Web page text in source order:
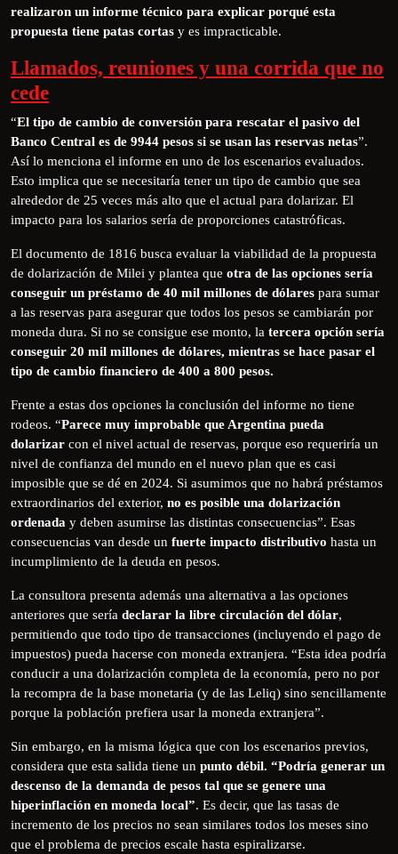
realizaron un informe técnico para explicar porqué esta
propuesta tiene patas cortas y es impracticable.
Llamados, reuniones y una corrida que no
cede
“El tipo de cambio de conversión para rescatar el pasivo del
Banco Central es de 9944 pesos si se usan las reservas netas”.
Así lo menciona el informe en uno de los escenarios evaluados.
Esto implica que se necesitaría tener un tipo de cambio que sea
alrededor de 25 veces más alto que el actual para dolarizar. El
impacto para los salarios sería de proporciones catastróficas.
El documento de 1816 busca evaluar la viabilidad de la propuesta
de dolarización de Milei y plantea que otra de las opciones sería
conseguir un préstamo de 40 mil millones de dólares para sumar
a las reservas para asegurar que todos los pesos se cambiarán por
moneda dura. Si no se consigue ese monto, la tercera opción sería
conseguir 20 mil millones de dólares, mientras se hace pasar el
tipo de cambio financiero de 400 a 800 pesos.
Frente a estas dos opciones la conclusión del informe no tiene
rodeos. “Parece muy improbable que Argentina pueda
dolarizar con el nivel actual de reservas, porque eso requeriría un
nivel de confianza del mundo en el nuevo plan que es casi
imposible que se dé en 2024. Si asumimos que no habrá préstamos
extraordinarios del exterior, no es posible una dolarización
ordenada y deben asumirse las distintas consecuencias”. Esas
consecuencias van desde un fuerte impacto distributivo hasta un
incumplimiento de la deuda en pesos.
La consultora presenta además una alternativa a las opciones
anteriores que sería declarar la libre circulación del dólar,
permitiendo que todo tipo de transacciones (incluyendo el pago de
impuestos) pueda hacerse con moneda extranjera. “Esta idea podría
conducir a una dolarización completa de la economía, pero no por
la recompra de la base monetaria (y de las Leliq) sino sencillamente
porque la población prefiera usar la moneda extranjera”.
Sin embargo, en la misma lógica que con los escenarios previos,
considera que esta salida tiene un punto débil. “Podría generar un
descenso de la demanda de pesos tal que se genere una
hiperinflación en moneda local”. Es decir, que las tasas de
incremento de los precios no sean similares todos los meses sino
que el problema de precios escale hasta espiralizarse.